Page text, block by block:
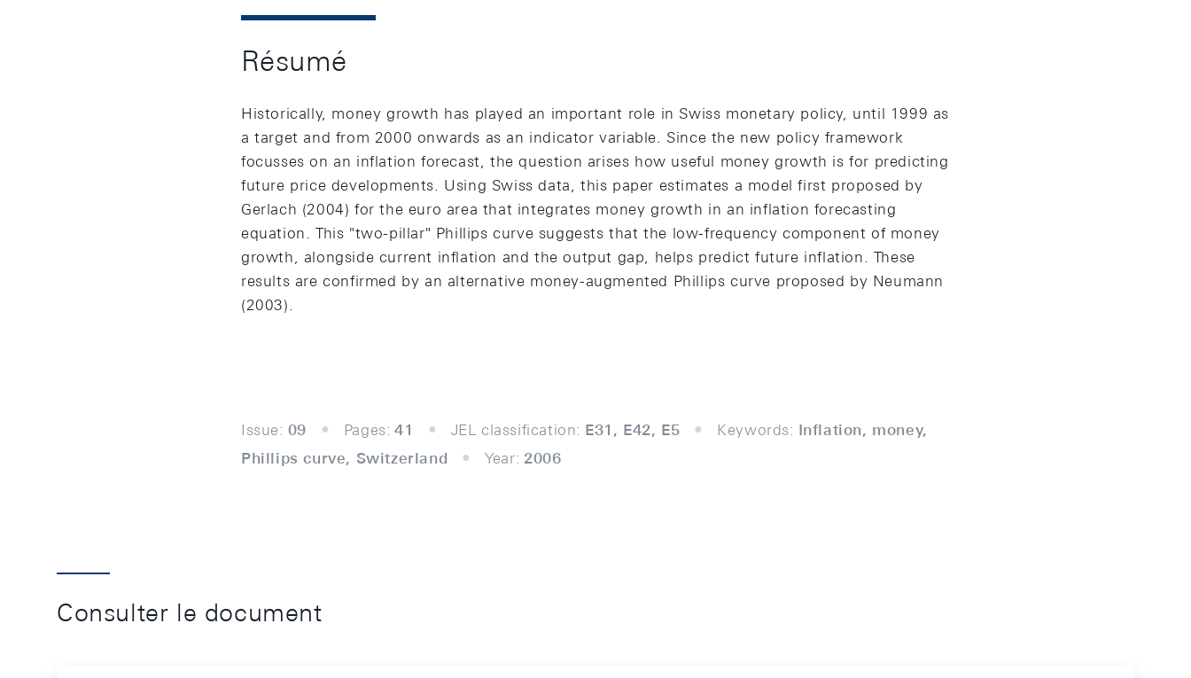
Résumé
Historically, money growth has played an important role in Swiss monetary policy, until 1999 as
a target and from 2000 onwards as an indicator variable. Since the new policy framework
focusses on an inflation forecast, the question arises how useful money growth is for predicting
future price developments. Using Swiss data, this paper estimates a model first proposed by
Gerlach (2004) for the euro area that integrates money growth in an inflation forecasting
equation. This "two-pillar" Phillips curve suggests that the low-frequency component of money
growth, alongside current inflation and the output gap, helps predict future inflation. These
results are confirmed by an alternative money-augmented Phillips curve proposed by Neumann
(2003).
Issue: 09 Pages: 41 JEL classification: E31, E42, E5 Keywords: Inflation, money,
Phillips curve, Switzerland
Year: 2006
Consulter le document